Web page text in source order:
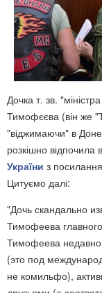
Дочка т. зв.
Тимофєєва (він же
"віджимаючи" в
розкішно відпочила
України з
Цитуємо далі:
"Дочь скандально
Тимофеева
Тимофеева недавно
(это под
не комильфо),